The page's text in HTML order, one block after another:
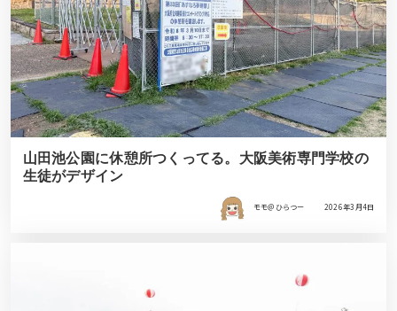
山田池公園に休憩所つくってる。大阪美術専門学校の
生徒がデザイン
モモ＠ひらつー 2026年3月4日